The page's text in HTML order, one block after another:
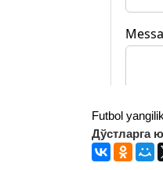
Futbol
Дўстларга